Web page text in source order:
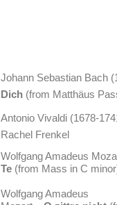
Johann Sebastian Bach
Dich (from Matthäus
Antonio Vivaldi (1678-
Rachel Frenkel
Wolfgang Amadeus
Te (from Mass in C
Wolfgang Amadeus